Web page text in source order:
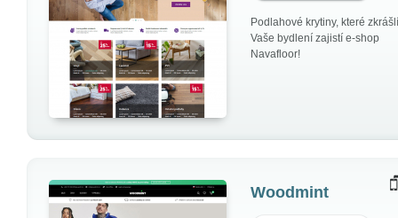
Podlahové krytiny, které zkrášlí
Vaše bydlení zajistí e-shop
Navafloor!
Woodmint